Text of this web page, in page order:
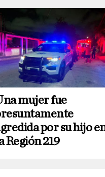
mujer fue
por su hijo
Región 219